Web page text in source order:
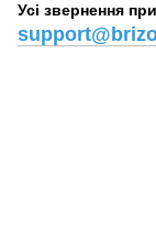
Усі звернення